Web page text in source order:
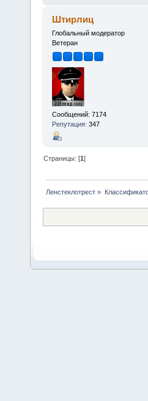
Штирлиц
Глобальный модератор
Ветеран
Сообщений: 7174
Репутация: 347
Страницы: [1]
Ленстеклотрест »